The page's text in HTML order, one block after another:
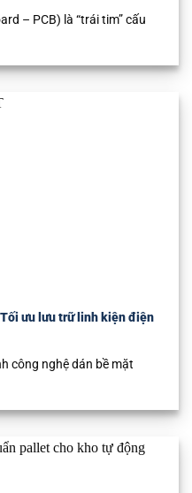
– PCB) là “trái tim” cấu
ưu lưu trữ linh kiện điện
công nghệ dán bề mặt